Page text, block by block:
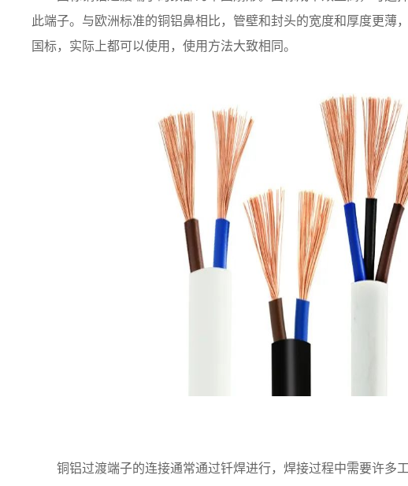
此端子。与欧洲标准的铜铝鼻相比，管壁和封头的宽度和厚度更薄
国标，实际上都可以使用，使用方法大致相同。
铜铝过渡端子的连接通常通过钎焊进行，焊接过程中需要许多